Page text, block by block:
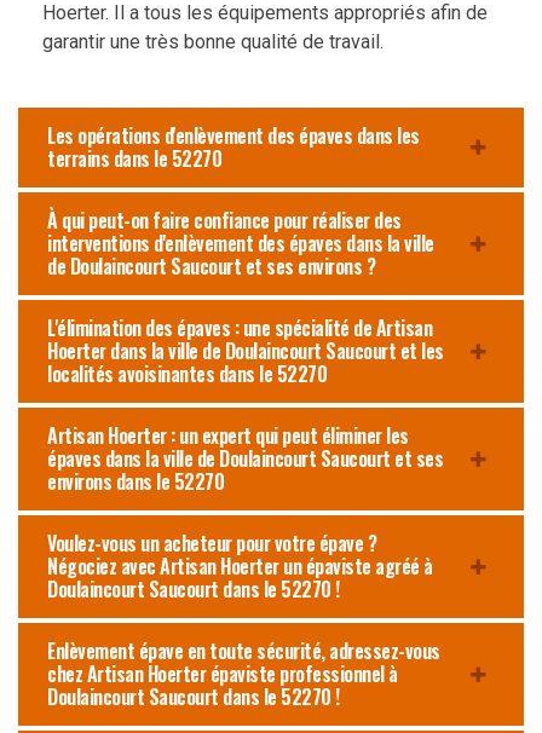
Hoerter. Il a tous les équipements appropriés afin de
garantir une très bonne qualité de travail.
Les opérations d'enlèvement des épaves dans les
terrains dans le 52270
À qui peut-on faire confiance pour réaliser des
interventions d'enlèvement des épaves dans la ville
de Doulaincourt Saucourt et ses environs ?
L'élimination des épaves : une spécialité de Artisan
Hoerter dans la ville de Doulaincourt Saucourt et les
localités avoisinantes dans le 52270
Artisan Hoerter : un expert qui peut éliminer les
épaves dans la ville de Doulaincourt Saucourt et ses
environs dans le 52270
Voulez-vous un acheteur pour votre épave ?
Négociez avec Artisan Hoerter un épaviste agréé à
Doulaincourt Saucourt dans le 52270 !
Enlèvement épave en toute sécurité, adressez-vous
chez Artisan Hoerter épaviste professionnel à
Doulaincourt Saucourt dans le 52270 !